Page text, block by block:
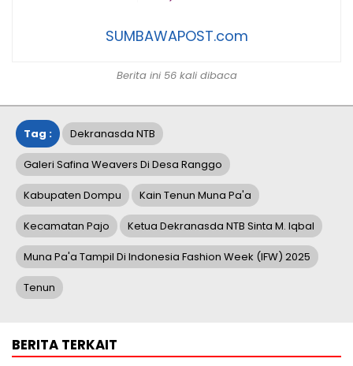
SUMBAWAPOST.com
Berita ini 56 kali dibaca
Tag : Dekranasda NTB
Galeri Safina Weavers Di Desa Ranggo
Kabupaten Dompu Kain Tenun Muna Pa'a
Kecamatan Pajo Ketua Dekranasda NTB Sinta M. Iqbal
Muna Pa'a Tampil Di Indonesia Fashion Week (IFW) 2025
Tenun
BERITA TERKAIT